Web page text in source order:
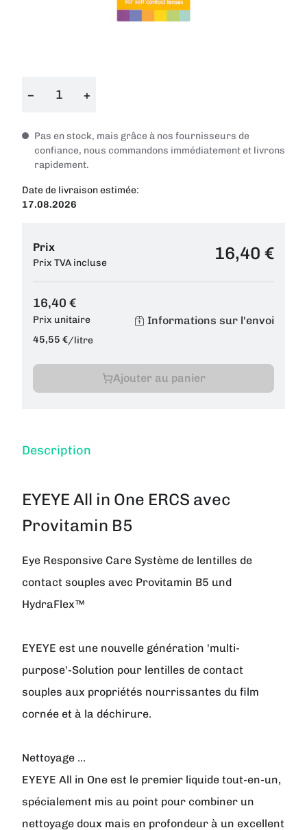
− +
Pas en stock, mais grâce à nos fournisseurs de
confiance, nous commandons immédiatement et livrons
rapidement.
Date de livraison estimée:
17.08.2026
Prix
Prix TVA incluse 16,40 €
16,40 €
Prix unitaire
45,55 €/litre
Informations sur l'envoi
Ajouter au panier
Description
EYEYE All in One ERCS avec
Provitamin B5
Eye Responsive Care Système de lentilles de
contact souples avec Provitamin B5 und
HydraFlex™
EYEYE est une nouvelle génération 'multi-
purpose'-Solution pour lentilles de contact
souples aux propriétés nourrissantes du film
cornée et à la déchirure.
Nettoyage …
EYEYE All in One est le premier liquide tout-en-un,
spécialement mis au point pour combiner un
nettoyage doux mais en profondeur à un excellent